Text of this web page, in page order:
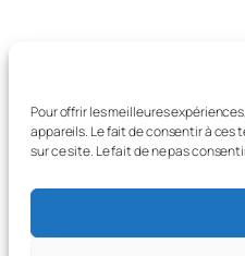
Pour offrir les meilleures
appareils. Le fait de consentir à ces
sur ce site. Le fait de ne pas